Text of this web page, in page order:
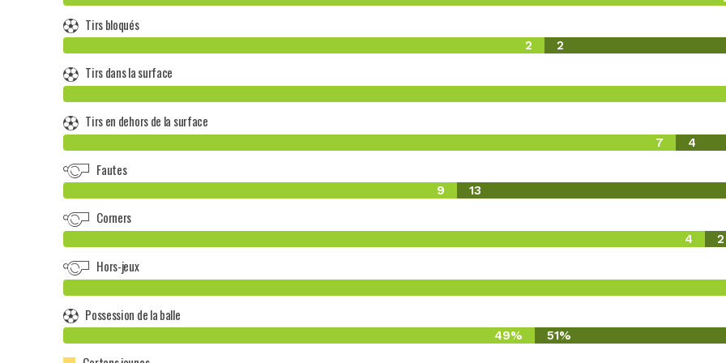
Tirs bloqués
2 2
Tirs dans la surface
Tirs en dehors de la surface
7 4
Fautes
9 13
Corners
4 2
Hors-jeux
Possession de la balle
49% 51%